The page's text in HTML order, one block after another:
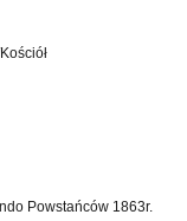
Powstańców 1863r.